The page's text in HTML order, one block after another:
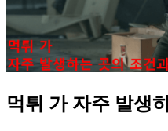
먹튀 가 자주 발생